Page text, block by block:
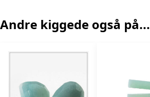
Andre kiggede også på...